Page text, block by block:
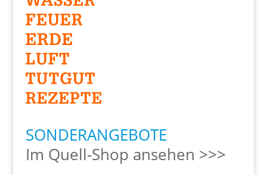
SONDERANGEBOTE
Im Quell-Shop ansehen >>>